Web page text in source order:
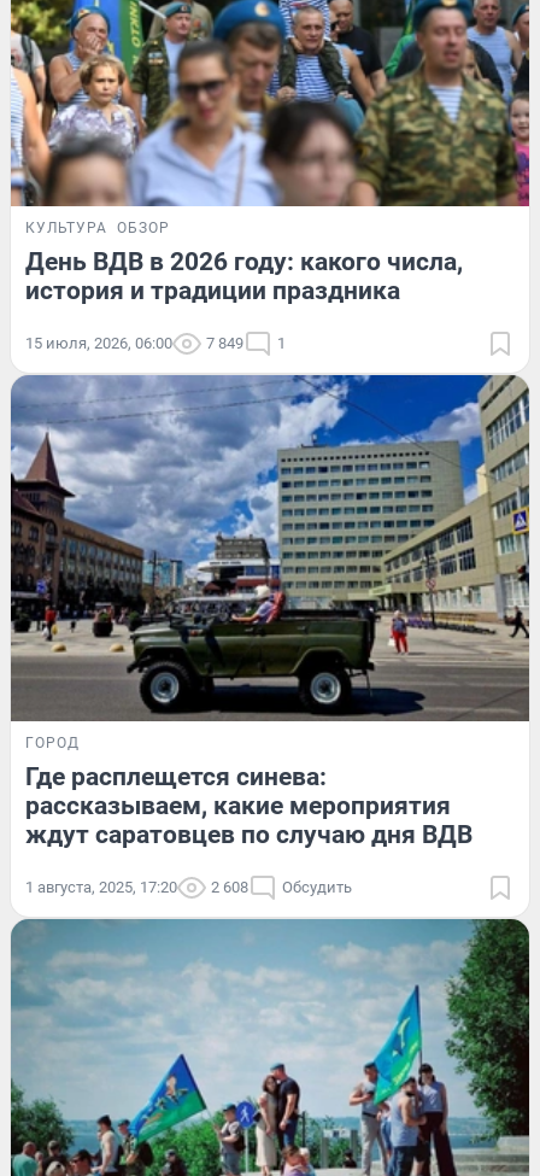
КУЛЬТУРА ОБЗОР
День ВДВ в 2026 году: какого числа,
история и традиции праздника
15 июля, 2026, 06:00 7 849 1
ГОРОД
Где расплещется синева:
рассказываем, какие мероприятия
ждут саратовцев по случаю дня ВДВ
1 августа, 2025, 17:20 2 608 Обсудить